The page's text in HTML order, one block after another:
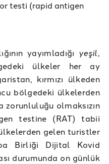
testi (rapid antigen
yayımladığı yeşil,
ülkeler her ay
kırmızı ülkeden
bölgedeki ülkelerden
olmaksızın
testine (RAT) tabii
gelen turistler
Birliği Dijital Kovid
durumunda on günlük